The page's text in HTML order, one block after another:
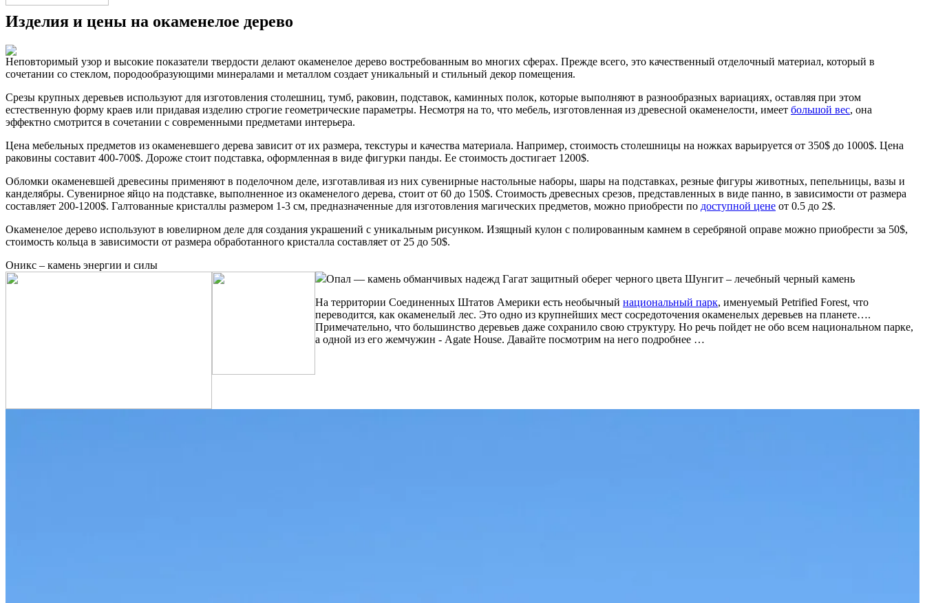
Изделия и цены на окаменелое дерево
Неповторимый узор и высокие показатели твердости делают окаменелое дерево востребованным во многих сферах. Прежде всего, это качественный отделочный материал, который в
сочетании со стеклом, породообразующими минералами и металлом создает уникальный и стильный декор помещения.
Срезы крупных деревьев используют для изготовления столешниц, тумб, раковин, подставок, каминных полок, которые выполняют в разнообразных вариациях, оставляя при этом
естественную форму краев или придавая изделию строгие геометрические параметры. Несмотря на то, что мебель, изготовленная из древесной окаменелости, имеет большой вес, она
эффектно смотрится в сочетании с современными предметами интерьера.
Цена мебельных предметов из окаменевшего дерева зависит от их размера, текстуры и качества материала. Например, стоимость столешницы на ножках варьируется от 350$ до 1000$. Цена
раковины составит 400-700$. Дороже стоит подставка, оформленная в виде фигурки панды. Ее стоимость достигает 1200$.
Обломки окаменевшей древесины применяют в поделочном деле, изготавливая из них сувенирные настольные наборы, шары на подставках, резные фигуры животных, пепельницы, вазы и
канделябры. Сувенирное яйцо на подставке, выполненное из окаменелого дерева, стоит от 60 до 150$. Стоимость древесных срезов, представленных в виде панно, в зависимости от размера
составляет 200-1200$. Галтованные кристаллы размером 1-3 см, предназначенные для изготовления магических предметов, можно приобрести по доступной цене от 0.5 до 2$.
Окаменелое дерево используют в ювелирном деле для создания украшений с уникальным рисунком. Изящный кулон с полированным камнем в серебряной оправе можно приобрести за 50$,
стоимость кольца в зависимости от размера обработанного кристалла составляет от 25 до 50$.
Оникс – камень энергии и силы
Опал — камень обманчивых надежд Гагат защитный оберег черного цвета Шунгит – лечебный черный камень
На территории Соединенных Штатов Америки есть необычный национальный парк, именуемый Petrified Forest, что
переводится, как окаменелый лес. Это одно из крупнейших мест сосредоточения окаменелых деревьев на планете….
Примечательно, что большинство деревьев даже сохранило свою структуру. Но речь пойдет не обо всем национальном парке,
а одной из его жемчужин - Agate House. Давайте посмотрим на него подробнее …